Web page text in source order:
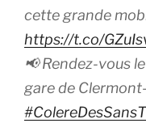
cette grande
https://t.co/
📢 Rendez-vous
gare de